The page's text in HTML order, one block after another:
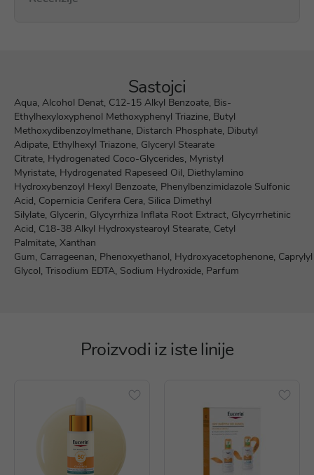
Sastojci
Aqua, Alcohol Denat, C12-15 Alkyl Benzoate, Bis-
Ethylhexyloxyphenol Methoxyphenyl Triazine, Butyl
Methoxydibenzoylmethane, Distarch Phosphate, Dibutyl
Adipate, Ethylhexyl Triazone, Glyceryl Stearate
Citrate, Hydrogenated Coco-Glycerides, Myristyl
Myristate, Hydrogenated Rapeseed Oil, Diethylamino
Hydroxybenzoyl Hexyl Benzoate, Phenylbenzimidazole Sulfonic
Acid, Copernicia Cerifera Cera, Silica Dimethyl
Silylate, Glycerin, Glycyrrhiza Inflata Root Extract, Glycyrrhetinic
Acid, C18-38 Alkyl Hydroxystearoyl Stearate, Cetyl
Palmitate, Xanthan
Gum, Carrageenan, Phenoxyethanol, Hydroxyacetophenone, Caprylyl
Glycol, Trisodium EDTA, Sodium Hydroxide, Parfum
Proizvodi iz iste linije